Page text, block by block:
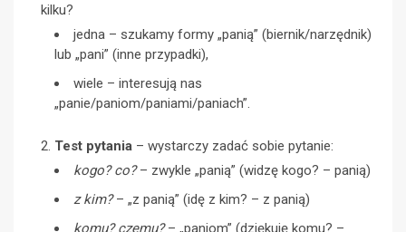
kilku?
jedna – szukamy formy „panią” (biernik/narzędnik)
lub „pani” (inne przypadki),
wiele – interesują nas
„panie/paniom/paniami/paniach”.
Test pytania – wystarczy zadać sobie pytanie:
kogo? co?– zwykle „panią” (widzę kogo? – panią)
z kim?– „z panią” (idę z kim? – z panią)